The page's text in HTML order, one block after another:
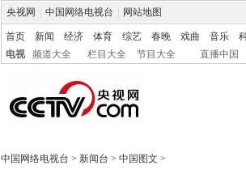
央视网 中国网络电视台 网站地图
首页 新闻 经济 体育 综艺 春晚 戏曲 音乐
电视
频道大全 栏目大全 节目大全 直播中国
中国网络电视台 > 新闻台 > 中国图文 >